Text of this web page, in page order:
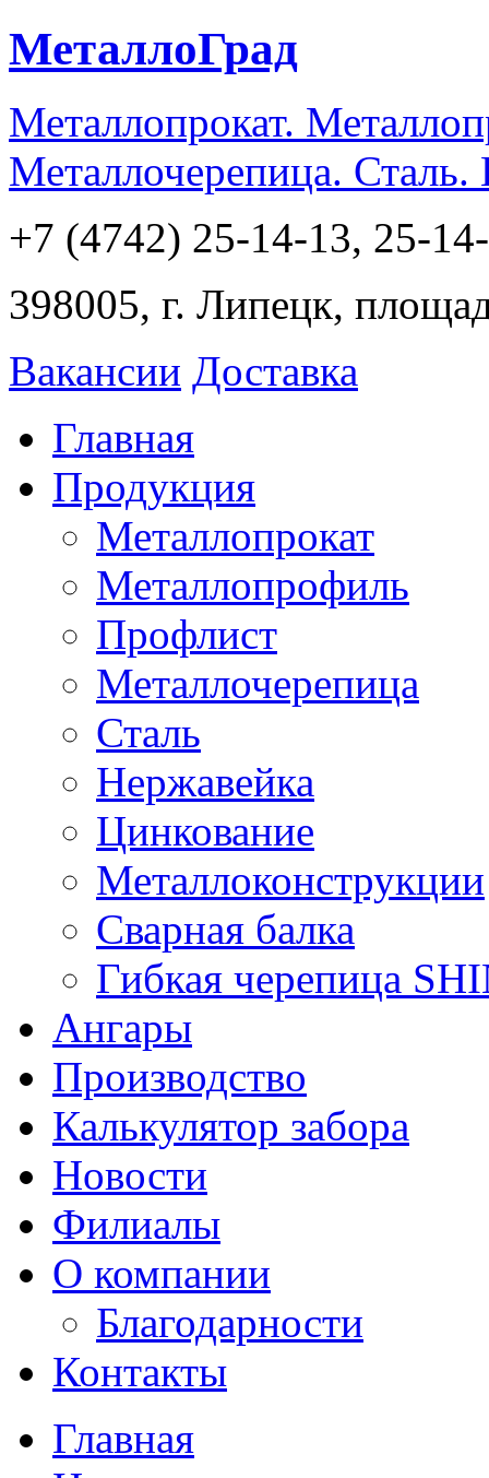
МеталлоГрад
Металлопрокат.
Металлочерепица.
+7 (4742) 25-14-13, 25-
398005, г. Липецк,
Вакансии Доставка
Главная
Продукция
Металлопрокат
Металлопрофиль
Профлист
Металлочерепица
Сталь
Нержавейка
Цинкование
Металлоконструкции
Сварная балка
Гибкая черепица
Ангары
Производство
Калькулятор забора
Новости
Филиалы
О компании
Благодарности
Контакты
Главная